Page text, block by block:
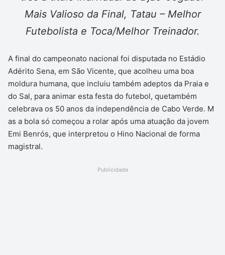
Mais Valioso da Final, Tatau – Melhor
Futebolista e Toca/Melhor Treinador.
A final do campeonato nacional foi disputada no Estádio
Adérito Sena, em São Vicente, que acolheu uma boa
moldura humana, que incluiu também adeptos da Praia e
do Sal, para animar esta festa do futebol, quetambém
celebrava os 50 anos da independência de Cabo Verde. M
as a bola só começou a rolar após uma atuação da jovem
Emi Benrós, que interpretou o Hino Nacional de forma
magistral.
Publicidade